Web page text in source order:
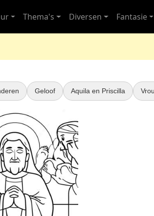
Thema's Diversen Fantasie
Geloof Aquila en Priscilla